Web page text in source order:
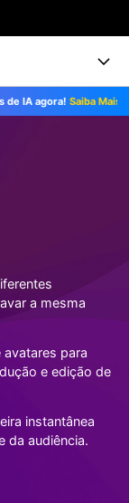
AGORA
Entrar
Saiba Mais>>
a mesma
para
e edição de
instantânea
da audiência.